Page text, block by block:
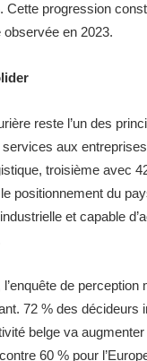
Cette progression
en 2023.
reste l’un des
aux
troisième avec
positionnement du
et capable
de perception
72 % des décideurs
belge va
60 % pour